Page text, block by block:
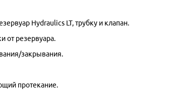
Hydraulics LT, трубку и клапан.
от резервуара.
закрывания.
протекание.